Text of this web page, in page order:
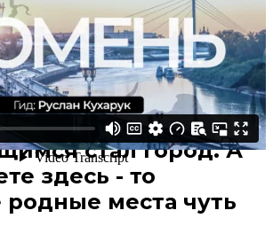
в Тюмень,
станет удобным
Если давно не
каким
и
стал город. А
здесь - то
места чуть